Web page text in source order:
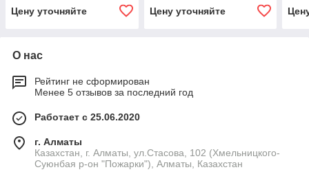
Цену уточняйте
Цену уточняйте
О нас
Рейтинг не сформирован
Менее 5 отзывов за последний год
Работает с 25.06.2020
г. Алматы
Казахстан, г. Алматы, ул.Стасова, 102 (Хмельницкого-
Суюнбая р-он "Пожарки"), Алматы, Казахстан